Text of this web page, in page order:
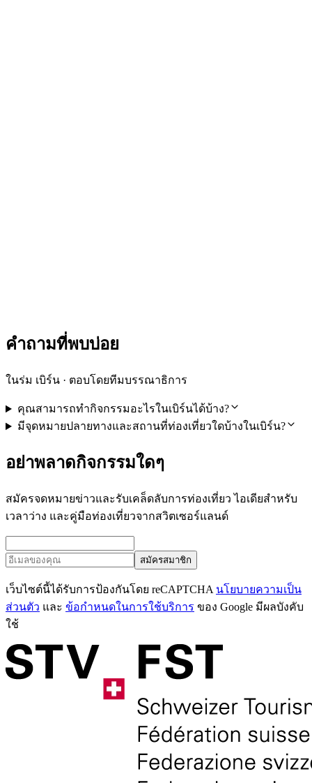
คำถามที่พบบ่อย
ในร่ม เบิร์น · ตอบโดยทีมบรรณาธิการ
คุณสามารถทำกิจกรรมอะไรในเบิร์นได้บ้าง?
มีจุดหมายปลายทางและสถานที่ท่องเที่ยวใดบ้างในเบิร์น?
อย่าพลาดกิจกรรมใดๆ
สมัครจดหมายข่าวและรับเคล็ดลับการท่องเที่ยว ไอเดียสำหรับ
เวลาว่าง และคู่มือท่องเที่ยวจากสวิตเซอร์แลนด์
สมัครสมาชิก
เว็บไซต์นี้ได้รับการป้องกันโดย reCAPTCHA นโยบายความเป็น
ส่วนตัว และ ข้อกำหนดในการใช้บริการ ของ Google มีผลบังคับ
ใช้